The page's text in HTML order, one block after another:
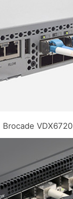
Brocade VDX6720